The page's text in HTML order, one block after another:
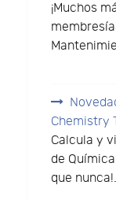
¡Muchos
Chemistry
Calcula y
de
que